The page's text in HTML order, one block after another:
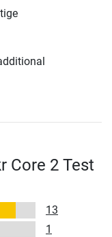
Core 2 Test
13
1